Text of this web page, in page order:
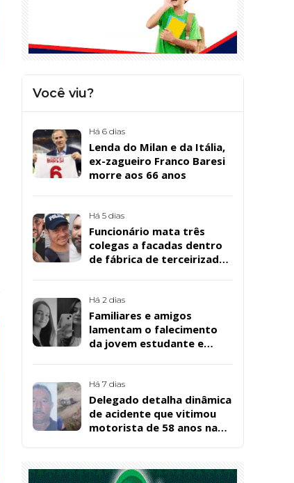
Você viu?
Há 6 dias
Lenda do Milan e da Itália,
ex-zagueiro Franco Baresi
morre aos 66 anos
Há 5 dias
Funcionário mata três
colegas a facadas dentro
de fábrica de terceirizada
Há 2 dias
Familiares e amigos
lamentam o falecimento
da jovem estudante e
Santos, em Patos
Há 7 dias
Delegado detalha dinâmica
de acidente que vitimou
motorista de 58 anos na